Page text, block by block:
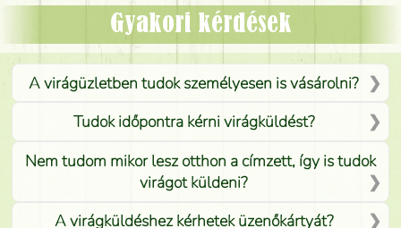
Mónika
Gyakori kérdések
A virágüzletben tudok személyesen is vásárolni?
Tudok időpontra kérni virágküldést?
Nem tudom mikor lesz otthon a címzett, így is tudok
virágot küldeni?
A virágküldéshez kérhetek üzenőkártyát?